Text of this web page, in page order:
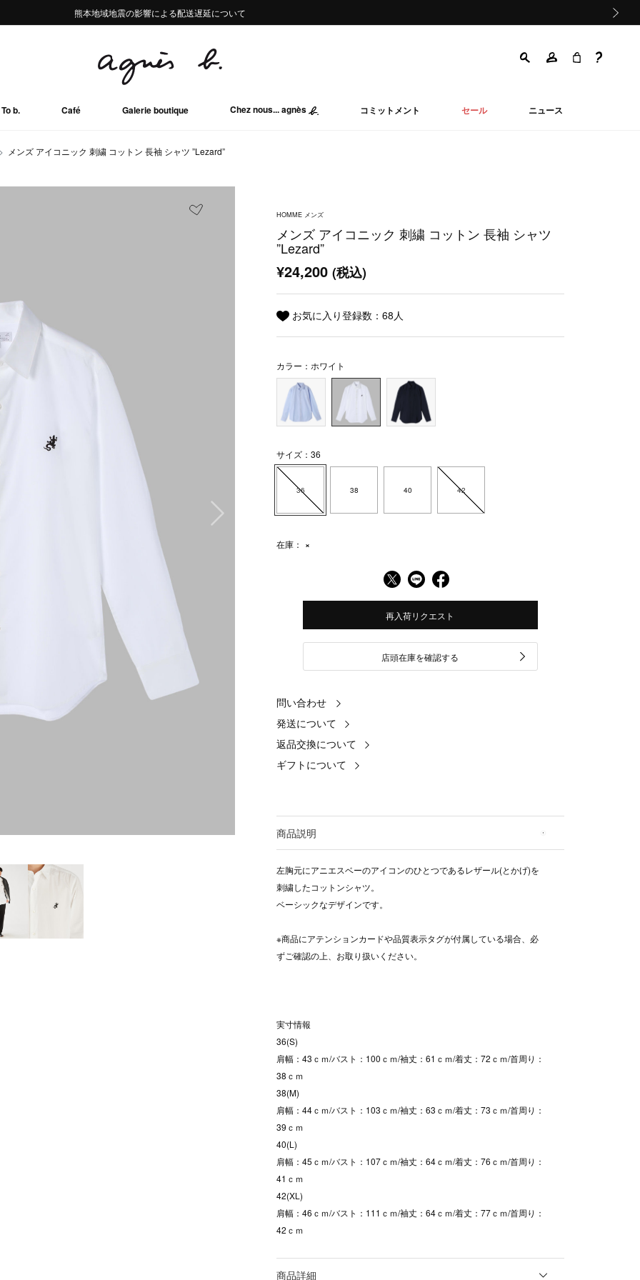
熊本地域地震の影響による配送遅延について
Summer Sale 2buy10%OFF!!
熊本地域地震の影響による配送遅延について
Summer Sale 2buy10%OFF!!
To b. Café Galerie boutique Chez nous... agnès コミットメント セール ニュース
メンズ アイコニック 刺繍 コットン 長袖 シャツ ”Lezard”
HOMME メンズ
メンズ アイコニック 刺繍 コットン 長袖 シャツ
”Lezard”
¥24,200(税込)
お気に入り登録数：68人
カラー：ホワイト
サイズ：36
36 38 40 42
在庫： ×
再入荷リクエスト
店頭在庫を確認する
問い合わせ
発送について
返品交換について
ギフトについて
商品説明
左胸元にアニエスベーのアイコンのひとつであるレザール(とかげ)を
刺繍したコットンシャツ。
ベーシックなデザインです。
※商品にアテンションカードや品質表示タグが付属している場合、必
ずご確認の上、お取り扱いください。
実寸情報
36(S)
肩幅：43ｃｍ/バスト：100ｃｍ/袖丈：61ｃｍ/着丈：72ｃｍ/首周り：
38ｃｍ
38(M)
肩幅：44ｃｍ/バスト：103ｃｍ/袖丈：63ｃｍ/着丈：73ｃｍ/首周り：
39ｃｍ
40(L)
肩幅：45ｃｍ/バスト：107ｃｍ/袖丈：64ｃｍ/着丈：76ｃｍ/首周り：
41ｃｍ
42(XL)
肩幅：46ｃｍ/バスト：111ｃｍ/袖丈：64ｃｍ/着丈：77ｃｍ/首周り：
42ｃｍ
商品詳細